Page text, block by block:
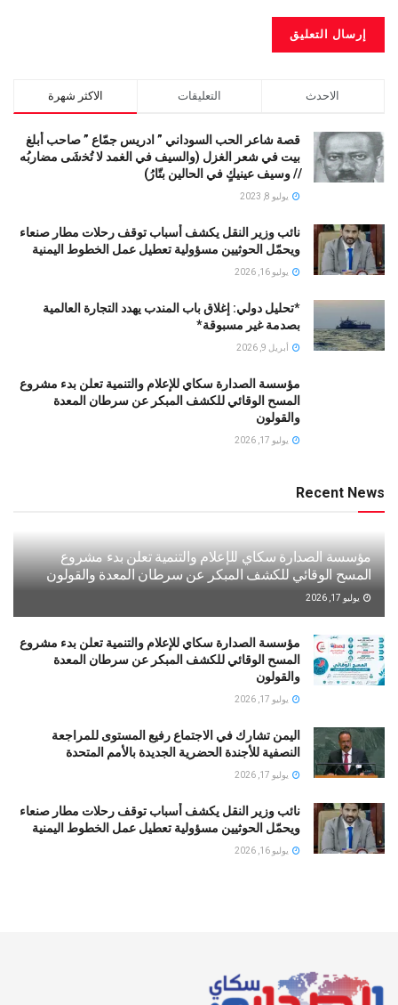
الاكثر شهرة التعليقات الاحدث
قصة شاعر الحب السوداني ” ادريس جمّاع ” صاحب أبلغ
بيت في شعر الغزل (وﺍﻟﺴﻴﻒ ﻓﻲ الغمد ﻻ ﺗُﺨشَى مضاربُه
// ﻭﺳﻴﻒ ﻋﻴﻨﻴﻚٍ ﻓﻲ ﺍﻟﺤﺎﻟﻴﻦ ﺑﺘّﺎﺭُ)
يوليو 8, 2023
نائب وزير النقل يكشف أسباب توقف رحلات مطار صنعاء
ويحمّل الحوثيين مسؤولية تعطيل عمل الخطوط اليمنية
يوليو 16, 2026
*تحليل دولي: إغلاق باب المندب يهدد التجارة العالمية
بصدمة غير مسبوقة*
أبريل 9, 2026
مؤسسة الصدارة سكاي للإعلام والتنمية تعلن بدء مشروع
المسح الوقائي للكشف المبكر عن سرطان المعدة
والقولون
يوليو 17, 2026
Recent News
مؤسسة الصدارة سكاي للإعلام والتنمية تعلن بدء مشروع
المسح الوقائي للكشف المبكر عن سرطان المعدة والقولون
يوليو 17, 2026
مؤسسة الصدارة سكاي للإعلام والتنمية تعلن بدء مشروع
المسح الوقائي للكشف المبكر عن سرطان المعدة
والقولون
يوليو 17, 2026
اليمن تشارك في الاجتماع رفيع المستوى للمراجعة
النصفية للأجندة الحضرية الجديدة بالأمم المتحدة
يوليو 17, 2026
نائب وزير النقل يكشف أسباب توقف رحلات مطار صنعاء
ويحمّل الحوثيين مسؤولية تعطيل عمل الخطوط اليمنية
يوليو 16, 2026